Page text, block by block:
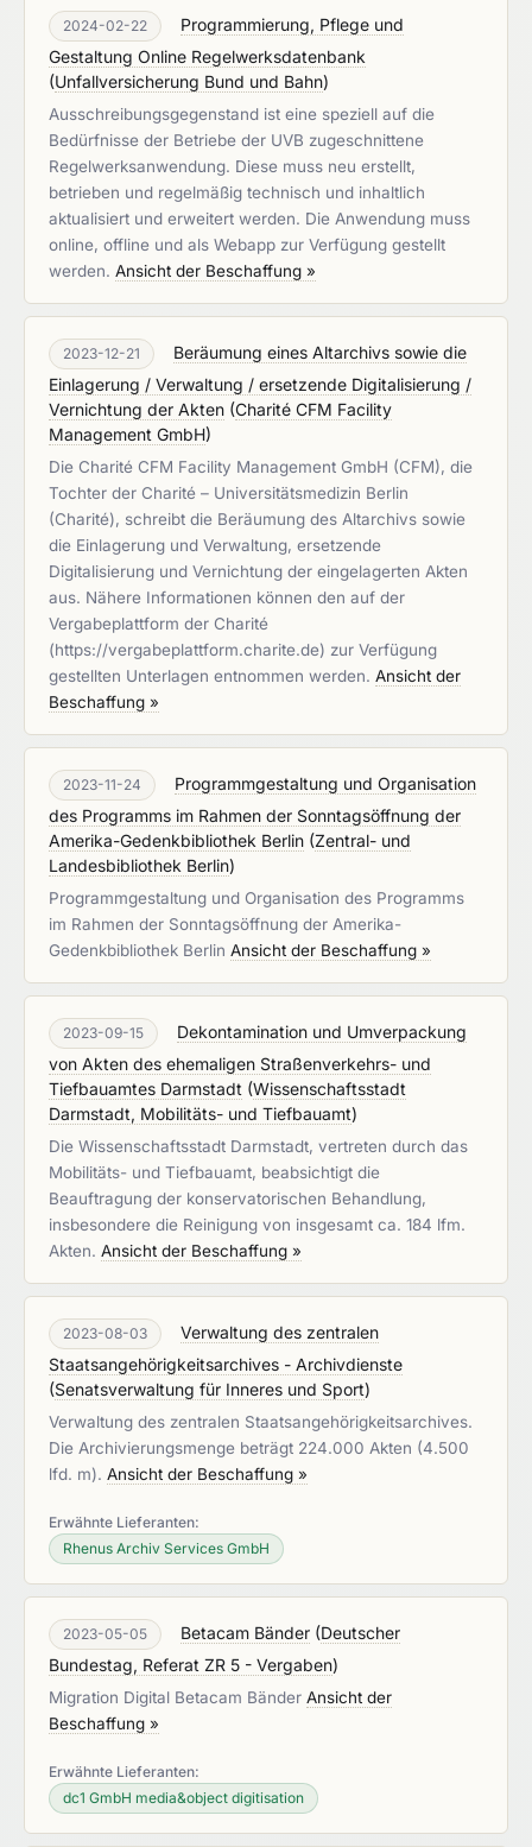
2024-02-22
Programmierung, Pflege und
Gestaltung Online Regelwerksdatenbank
(Unfallversicherung Bund und Bahn)
Ausschreibungsgegenstand ist eine speziell auf die
Bedürfnisse der Betriebe der UVB zugeschnittene
Regelwerksanwendung. Diese muss neu erstellt,
betrieben und regelmäßig technisch und inhaltlich
aktualisiert und erweitert werden. Die Anwendung muss
online, offline und als Webapp zur Verfügung gestellt
werden. Ansicht der Beschaffung »
2023-12-21
Beräumung eines Altarchivs sowie die
Einlagerung / Verwaltung / ersetzende Digitalisierung /
Vernichtung der Akten (Charité CFM Facility
Management GmbH)
Die Charité CFM Facility Management GmbH (CFM), die
Tochter der Charité – Universitätsmedizin Berlin
(Charité), schreibt die Beräumung des Altarchivs sowie
die Einlagerung und Verwaltung, ersetzende
Digitalisierung und Vernichtung der eingelagerten Akten
aus. Nähere Informationen können den auf der
Vergabeplattform der Charité
(https://vergabeplattform.charite.de) zur Verfügung
gestellten Unterlagen entnommen werden. Ansicht der
Beschaffung »
2023-11-24
Programmgestaltung und Organisation
des Programms im Rahmen der Sonntagsöffnung der
Amerika-Gedenkbibliothek Berlin (Zentral- und
Landesbibliothek Berlin)
Programmgestaltung und Organisation des Programms
im Rahmen der Sonntagsöffnung der Amerika-
Gedenkbibliothek Berlin Ansicht der Beschaffung »
2023-09-15
Dekontamination und Umverpackung
von Akten des ehemaligen Straßenverkehrs- und
Tiefbauamtes Darmstadt (Wissenschaftsstadt
Darmstadt, Mobilitäts- und Tiefbauamt)
Die Wissenschaftsstadt Darmstadt, vertreten durch das
Mobilitäts- und Tiefbauamt, beabsichtigt die
Beauftragung der konservatorischen Behandlung,
insbesondere die Reinigung von insgesamt ca. 184 lfm.
Akten. Ansicht der Beschaffung »
2023-08-03
Verwaltung des zentralen
Staatsangehörigkeitsarchives - Archivdienste
(Senatsverwaltung für Inneres und Sport)
Verwaltung des zentralen Staatsangehörigkeitsarchives.
Die Archivierungsmenge beträgt 224.000 Akten (4.500
lfd. m). Ansicht der Beschaffung »
Erwähnte Lieferanten:
Rhenus Archiv Services GmbH
2023-05-05 Betacam Bänder (Deutscher
Bundestag, Referat ZR 5 - Vergaben)
Migration Digital Betacam Bänder Ansicht der
Beschaffung »
Erwähnte Lieferanten:
dc1 GmbH media&object digitisation